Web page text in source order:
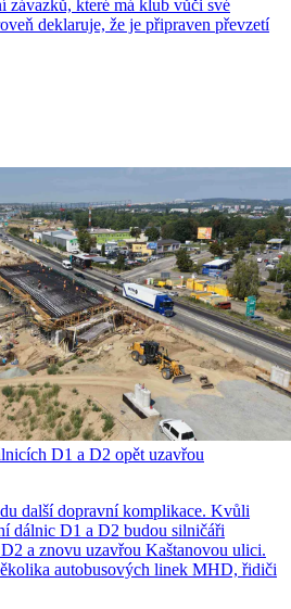
závazků, které má klub vůči své
deklaruje, že je připraven převzetí
D1 a D2 opět uzavřou
další dopravní komplikace. Kvůli
dálnic D1 a D2 budou silničáři
a znovu uzavřou Kaštanovou ulici.
autobusových linek MHD, řidiči